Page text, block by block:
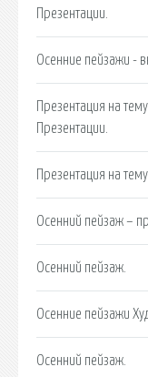
Презентации.
Осенние пейзажи -
Презентация на
Презентации.
Презентация на
Осенний пейзаж –
Осенний пейзаж.
Осенние пейзажи
Осенний пейзаж.